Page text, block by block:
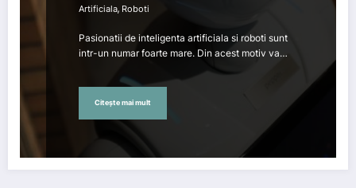
Artificiala, Roboti
Pasionatii de inteligenta artificiala si roboti sunt
intr-un numar foarte mare. Din acest motiv va…
Citește mai mult